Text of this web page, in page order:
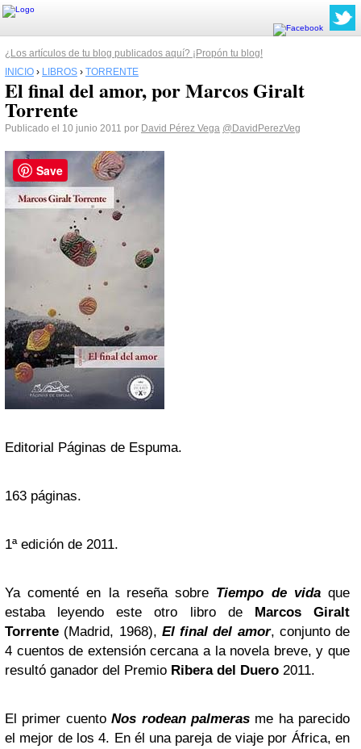
¿Los artículos de tu blog publicados aquí? ¡Propón tu blog!
INICIO › LIBROS › TORRENTE
El final del amor, por Marcos Giralt
Torrente
Publicado el 10 junio 2011 por David Pérez Vega @DavidPerezVeg
Editorial Páginas de Espuma.
163 páginas.
1ª edición de 2011.
Ya comenté en la reseña sobre Tiempo de vidaque
estaba leyendo este otro libro de Marcos Giralt
Torrente (Madrid, 1968), El final del amor, conjunto de
4 cuentos de extensión cercana a la novela breve, y que
resultó ganador del Premio Ribera del Duero 2011.
El primer cuentoNos rodean palmerasme ha parecido
el mejor de los 4. En él una pareja de viaje por África, en
Save